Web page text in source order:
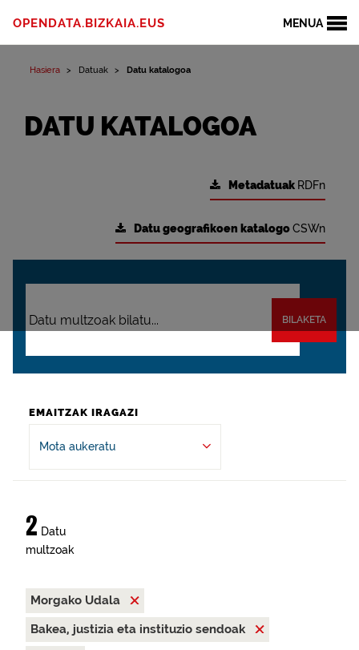
MENUA
OPENDATA.BIZKAIA.EUS
Hasiera Datuak Datu katalogoa
DATU KATALOGOA
Metadatuak RDFn
Datu geografikoen katalogoCSWn
BILAKETA
EMAITZAK IRAGAZI
Mota aukeratu
2 Datu
multzoak
Morgako Udala
Bakea, justizia eta instituzio sendoak